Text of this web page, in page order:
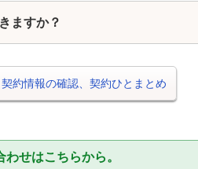
ますか？
契約情報の確認、契約ひとまとめ
せはこちらから。